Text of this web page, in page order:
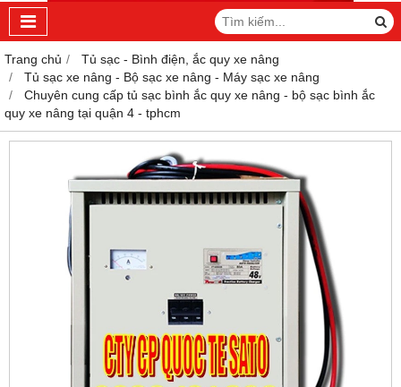
Trang chủ
Tủ sạc - Bình điện, ắc quy xe nâng
Tủ sạc xe nâng - Bộ sạc xe nâng - Máy sạc xe nâng
Chuyên cung cấp tủ sạc bình ắc quy xe nâng - bộ sạc bình ắc
quy xe nâng tại quận 4 - tphcm